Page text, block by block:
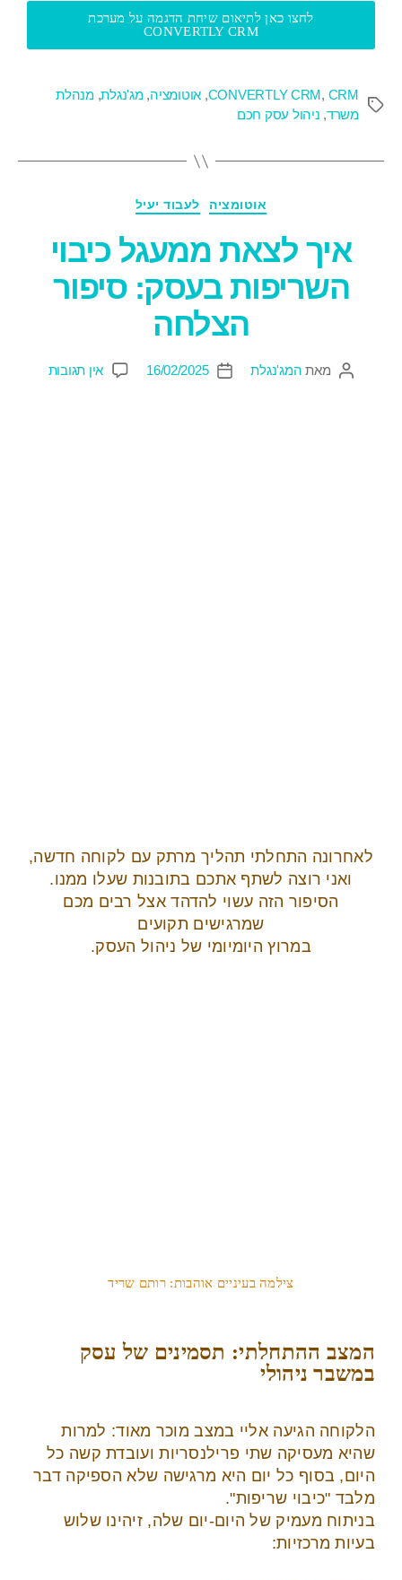
לחצו כאן לתיאום שיחת הדגמה על מערכת
CONVERTLY CRM
CONVERTLY CRM, CRM
, אוטומציה,מג'נגלת,מנהלת
משרד, ניהול עסק חכם
אוטומציה לעבוד יעיל
איך לצאת ממעגל כיבוי
השריפות בעסק: סיפור
הצלחה
מאת המג'נגלת 16/02/2025 אין תגובות
לאחרונה התחלתי תהליך מרתק עם לקוחה חדשה,
ואני רוצה לשתף אתכם בתובנות שעלו ממנו.
הסיפור הזה עשוי להדהד אצל רבים מכם
שמרגישים תקועים
במרוץ היומיומי של ניהול העסק.
צילמה בעיניים אוהבות: רותם שריד
המצב ההתחלתי: תסמינים של עסק
במשבר ניהולי
הלקוחה הגיעה אליי במצב מוכר מאוד: למרות
שהיא מעסיקה שתי פרילנסריות ועובדת קשה כל
היום, בסוף כל יום היא מרגישה שלא הספיקה דבר
מלבד "כיבוי שריפות".
בניתוח מעמיק של היום-יום שלה, זיהינו שלוש
בעיות מרכזיות: